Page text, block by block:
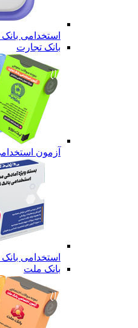
استخدامی
بانک تجارت
آزمون
استخدامی
بانک ملت